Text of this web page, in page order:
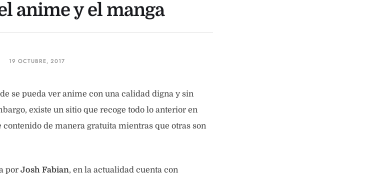
anime y el manga
19 OCTUBRE, 2017
se pueda ver anime con una calidad digna y sin
existe un sitio que recoge todo lo anterior en
de manera gratuita mientras que otras son
por Josh Fabian, en la actualidad cuenta con